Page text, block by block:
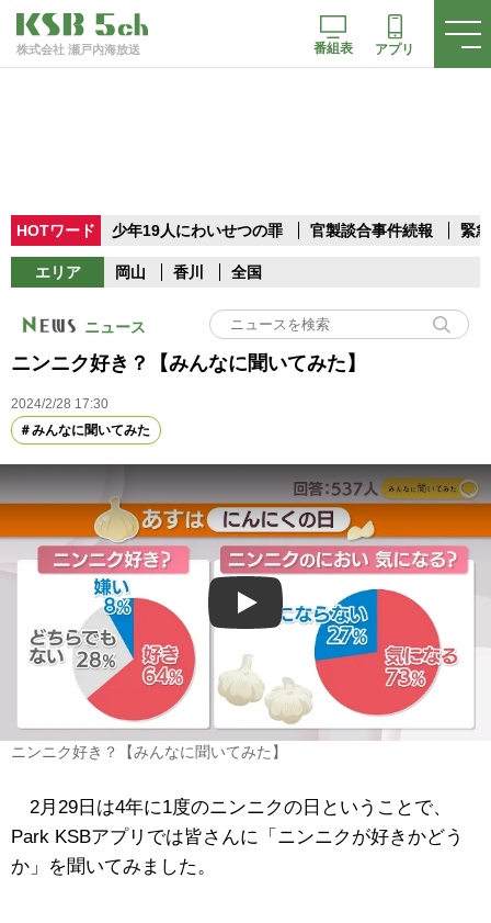
株式会社 瀬戸内海放送 番組表 アプリ
HOTワード 少年19人にわいせつの罪 官製談合事件続報 緊
エリア 岡山 香川 全国
ニュース
ニンニク好き？【みんなに聞いてみた】
2024/2/28 17:30
みんなに聞いてみた
Play
ニンニク好き？【みんなに聞いてみた】
2月29日は4年に1度のニンニクの日ということで、
Park KSBアプリでは皆さんに「ニンニクが好きかどう
か」を聞いてみました。